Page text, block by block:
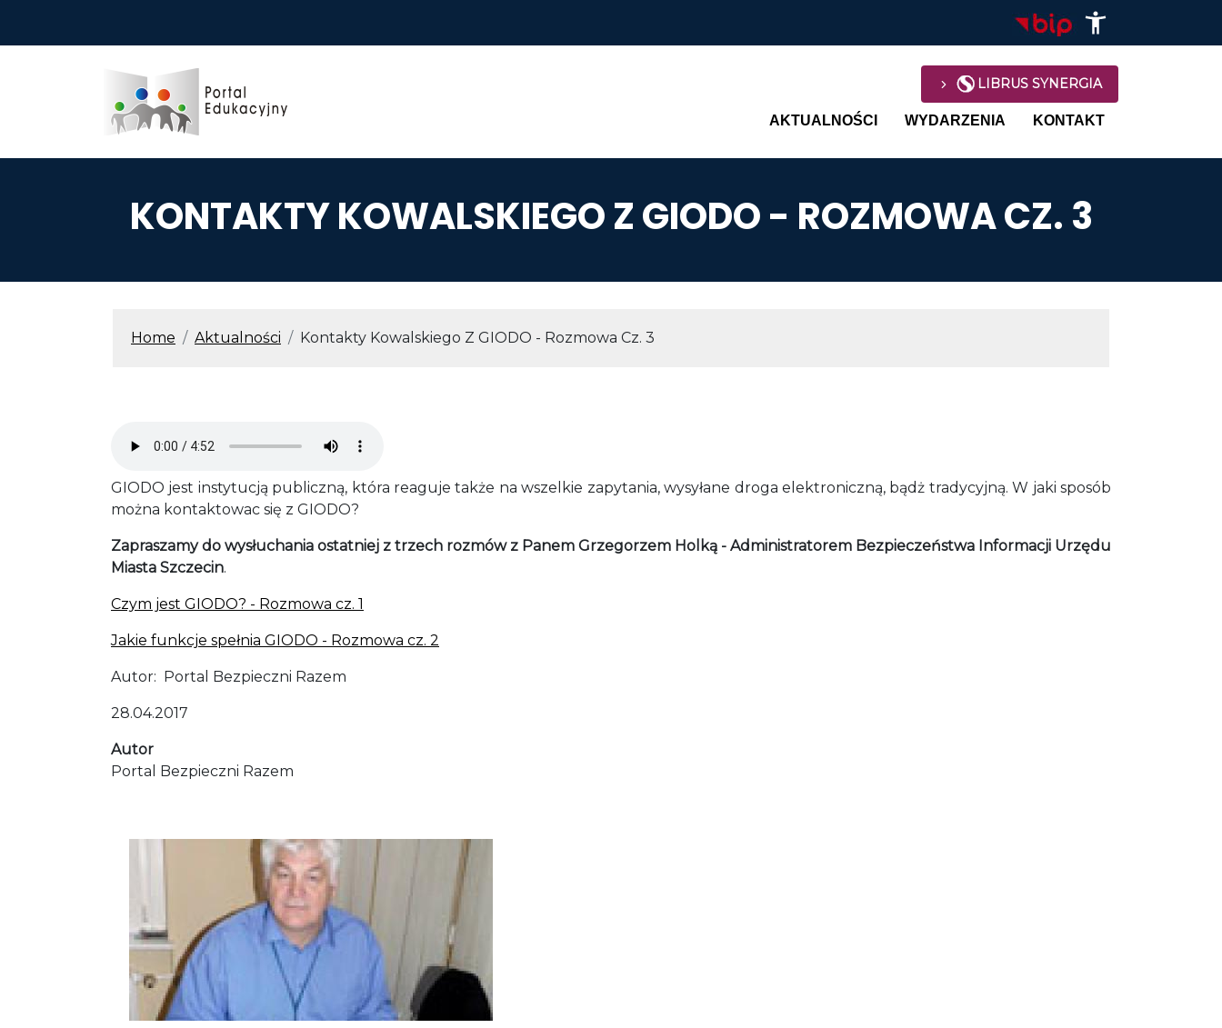
LIBRUS SYNERGIA
Main navigation
AKTUALNOŚCI WYDARZENIA KONTAKT
KONTAKTY KOWALSKIEGO Z GIODO - ROZMOWA CZ. 3
ŚCIEŻKA NAWIGACYJNA
Home Aktualności Kontakty Kowalskiego Z GIODO - Rozmowa Cz. 3
GIODO jest instytucją publiczną, która reaguje także na wszelkie zapytania, wysyłane droga elektroniczną, bądż tradycyjną. W jaki sposób
można kontaktowac się z GIODO?
Zapraszamy do wysłuchania ostatniej z trzech rozmów z Panem Grzegorzem Holką - Administratorem Bezpieczeństwa Informacji Urzędu
Miasta Szczecin.
Czym jest GIODO? - Rozmowa cz. 1
Jakie funkcje spełnia GIODO - Rozmowa cz. 2
Autor: Portal Bezpieczni Razem
28.04.2017
Autor
Portal Bezpieczni Razem